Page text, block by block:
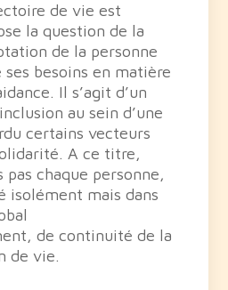
de vie est
la question de la
de la personne
besoins en matière
Il s’agit d’un
au sein d’une
certains vecteurs
A ce titre,
pas chaque personne,
isolément mais dans
de continuité de la
de vie.